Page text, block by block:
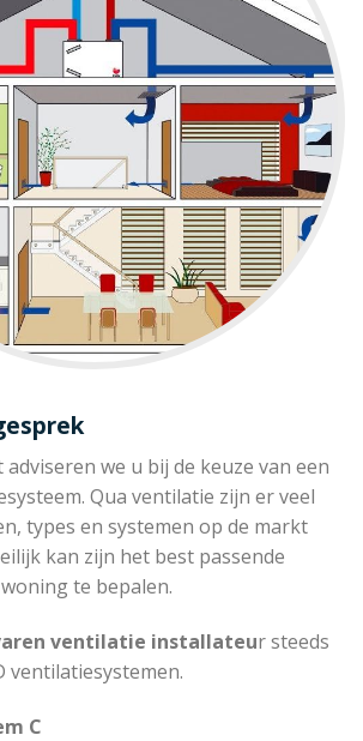
adviseren we u bij de keuze van een
Qua ventilatie zijn er veel
types en systemen op de markt
kan zijn het best passende
te bepalen.
ventilatie installateur steeds
ventilatiesystemen.
C